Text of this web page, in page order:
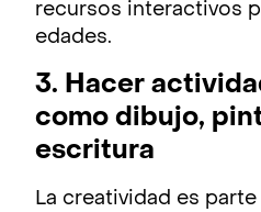
recursos interactivos
edades.
3. Hacer
como dibujo,
escritura
La creatividad es parte